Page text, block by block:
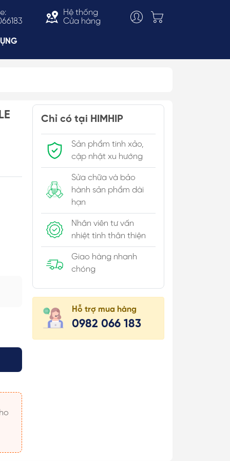
Hệ thống
Cửa hàng
Vòng Cổ Thời Trang
Kiềng Cổ
Chỉ có tại HIMHIP
Sản phẩm tinh xảo,
cập nhật xu hướng
Sửa chữa và bảo
hành sản phẩm dài
hạn
Nhân viên tư vấn
nhiệt tình thân thiện
Giao hàng nhanh
chóng
Hỗ trợ mua hàng
0982 066 183